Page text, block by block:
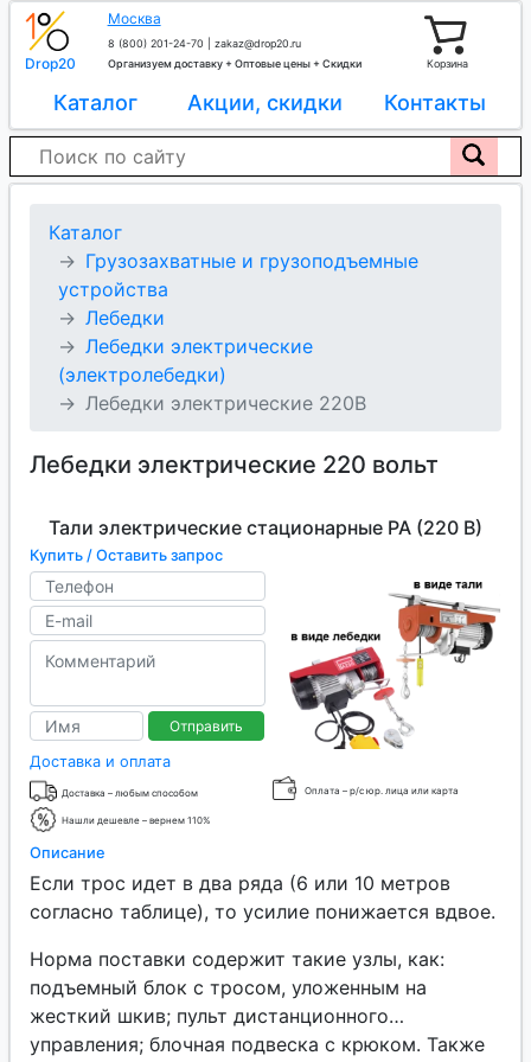
Drop20
Москва
8 (800) 201-24-70
zakaz@drop20.ru
Организуем доставку + Оптовые цены + Скидки
Корзина
Каталог Акции, скидки Контакты
Каталог
Грузозахватные и грузоподъемные
устройства
Лебедки
Лебедки электрические
(электролебедки)
Лебедки электрические 220В
Лебедки электрические 220 вольт
Тали электрические стационарные РА (220 В)
Купить / Оставить запрос
Отправить
Доставка и оплата
Доставка – любым способом Оплата – р/с юр. лица или карта
Нашли дешевле – вернем 110%
Описание
Если трос идет в два ряда (6 или 10 метров
согласно таблице), то усилие понижается вдвое.
Норма поставки содержит такие узлы, как:
подъемный блок с тросом, уложенным на
жесткий шкив; пульт дистанционного
управления; блочная подвеска с крюком. Также